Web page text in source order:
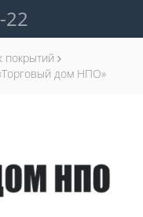
22
дом НПО»